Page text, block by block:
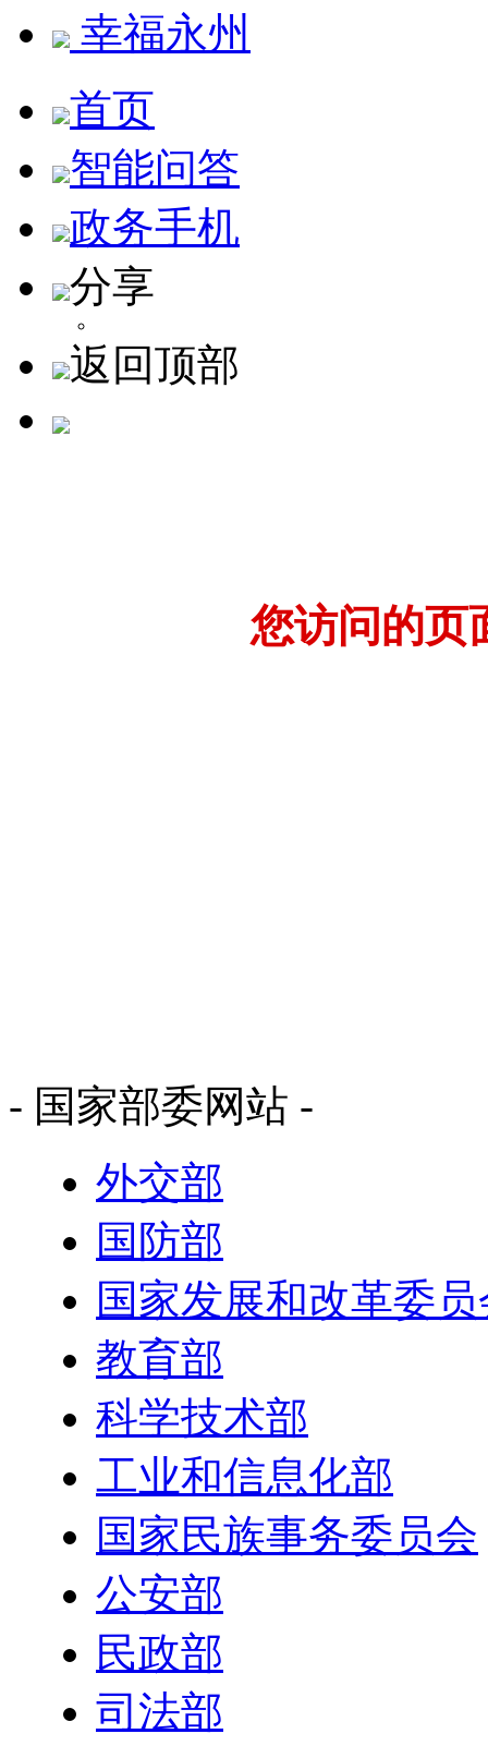
幸福永州
首页
智能问答
政务手机
分享
返回顶部
您访问的页
- 国家部委网站 -
外交部
国防部
国家发展和改革委
教育部
科学技术部
工业和信息化部
国家民族事务委员会
公安部
民政部
司法部